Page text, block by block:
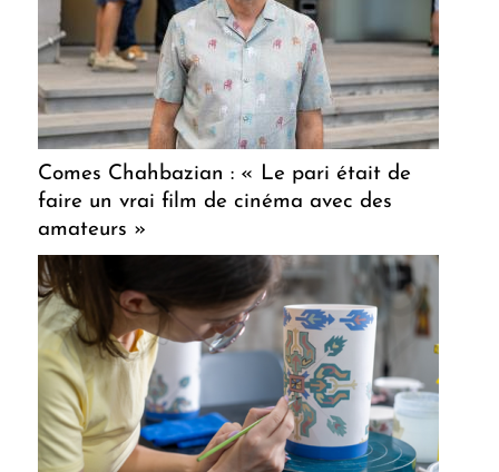
Comes Chahbazian : « Le pari était de
faire un vrai film de cinéma avec des
amateurs »